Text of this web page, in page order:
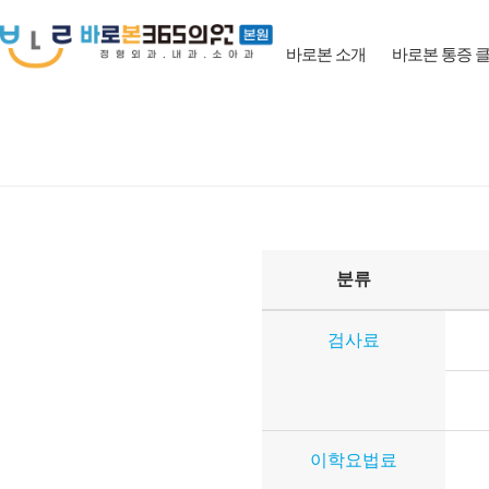
바로본 소개 바로본 통증
분류
검사료
이학요법료